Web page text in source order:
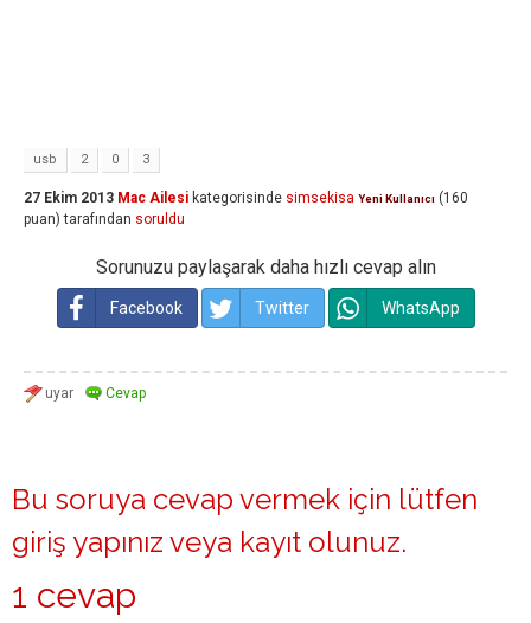
usb 2 0 3
27 Ekim 2013 Mac Ailesi kategorisinde simsekisa Yeni Kullanıcı (160
puan) tarafından soruldu
Sorunuzu paylaşarak daha hızlı cevap alın
Facebook Twitter WhatsApp
Bu soruya cevap vermek için lütfen
giriş yapınız veya kayıt olunuz.
1 cevap